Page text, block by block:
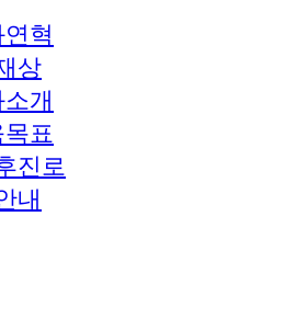
혁
상
개
표
진로
내